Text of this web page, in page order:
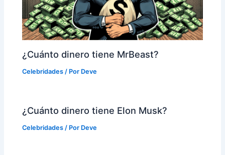
¿Cuánto dinero tiene MrBeast?
Celebridades / Por Deve
¿Cuánto dinero tiene Elon Musk?
Celebridades / Por Deve